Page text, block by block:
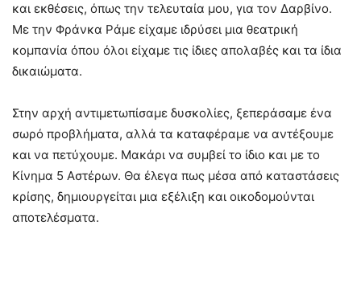
και εκθέσεις, όπως την τελευταία μου, για τον Δαρβίνο.
Με την Φράνκα Ράμε είχαμε ιδρύσει μια θεατρική
κομπανία όπου όλοι είχαμε τις ίδιες απολαβές και τα ίδια
δικαιώματα.
Στην αρχή αντιμετωπίσαμε δυσκολίες, ξεπεράσαμε ένα
σωρό προβλήματα, αλλά τα καταφέραμε να αντέξουμε
και να πετύχουμε. Μακάρι να συμβεί το ίδιο και με το
Κίνημα 5 Αστέρων. Θα έλεγα πως μέσα από καταστάσεις
κρίσης, δημιουργείται μια εξέλιξη και οικοδομούνται
αποτελέσματα.